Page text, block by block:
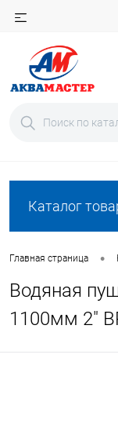
Каталог
Главная страница •
Водяная
1100мм 2"